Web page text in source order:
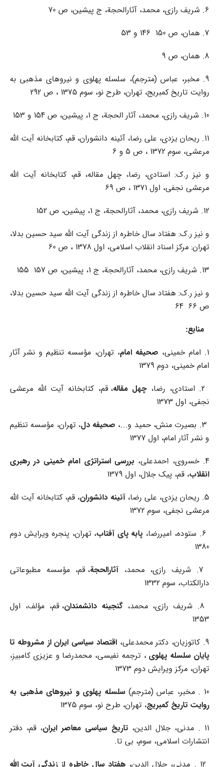
6. شریف رازی، محمد، آثارالحجة، ج پیشین، ص 70
7. همان، ص 150 146 و 53
8. همان، ص 9
9. مخبر، عباس (مترجم)، سلسله پهلوی و نیروهای مذهبی به
روایت تاریخ کمبریج، تهران، طرح نو، سوم 1375 ، ص 292
10. شریف رازی، محمد، آثار الحجة، ج 1، پیشین، ص 154 و 153
11. ریحان یزدی، علی رضا، آئینه دانشوران، قم، کتابخانه آیت الله
مرعشی، سوم 1372 ، ص 5 و 6
و نیز ر.ک: استادی، رضا، چهل مقاله، قم، کتابخانه آیت الله
مرعشی نجفی، اول 1371 ، ص 69
12. شریف رازی، محمد، آثارالحجة، ج 1، پیشین، ص 152
و نیز ر.ک: هفتاد سال خاطره از زندگی آیت الله سید حسین بدلا،
تهران: مرکز اسناد انقلاب اسلامی، اول 1378 ، ص 60
13. شریف رازی، محمد، آثارالحجة، ج 1، پیشین، ص 157 155
و نیز ر.ک: هفتاد سال خاطره از زندگی آیت الله سید حسین بدلا،
ص 66 64
منابع:
1. امام خمینی،
صحیفه امام، تهران، مؤسسه تنظیم و نشر آثار
امام خمینی، دوم 1379
چهل مقاله، قم، کتابخانه آیت الله مرعشی
نجفی، اول 1373
صحیفه دل، تهران، مؤسسه تنظیم
و نشر آثار امام، اول 1377
4. خسروی، احمدعلی،
بررسی استراتژی امام خمینی در رهبری
انقلاب، قم، پیک جلال، اول 1379
5. ریحان یزدی، علی رضا،
آئینه دانشوران، قم، کتابخانه آیت الله
مرعشی نجفی، سوم 1372
پابه پای آفتاب، تهران، پنجره ویرایش دوم
1380
آثارالحجة، قم، مؤسسه مطبوعاتی
دارالکتاب، سوم 1332
گنجینه دانشمندان، قم، مؤلف، اول
1353
9. کاتوزیان، دکتر محمدعلی،
اقتصاد سیاسی ایران از مشروطه تا
پایان سلسله پهلوی ، ترجمه نفیسی، محمدرضا و عزیزی کامبیز،
تهران، مرکز ویرایش دوم 1373
10 . مخبر، عباس (مترجم)
سلسله پهلوی و نیروهای مذهبی به
روایت تاریخ کمبریج، تهران، طرح نو، سوم 1375
11 . مدنی، جلال الدین،
تاریخ سیاسی معاصر ایران، قم، دفتر
انتشارات اسلامی، سوم، بی تا.
12 . مدنی، جلال الدین،
هفتاد سال خاطره از زندگی آیت الله